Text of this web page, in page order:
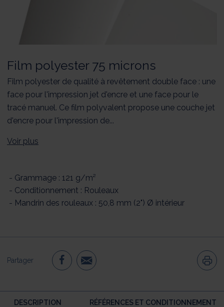
Film polyester 75 microns
Film polyester de qualité à revêtement double face : une
face pour l'impression jet d'encre et une face pour le
tracé manuel. Ce film polyvalent propose une couche jet
d'encre pour l'impression de...
Voir plus
- Grammage : 121 g/m²
- Conditionnement : Rouleaux
- Mandrin des rouleaux : 50,8 mm (2") Ø intérieur
Partager
DESCRIPTION RÉFÉRENCES ET CONDITIONNEMENT